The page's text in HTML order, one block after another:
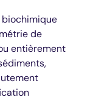
de
entièrement